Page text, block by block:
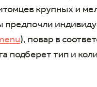
крупных и
предпочли
), повар в
подберет тип и